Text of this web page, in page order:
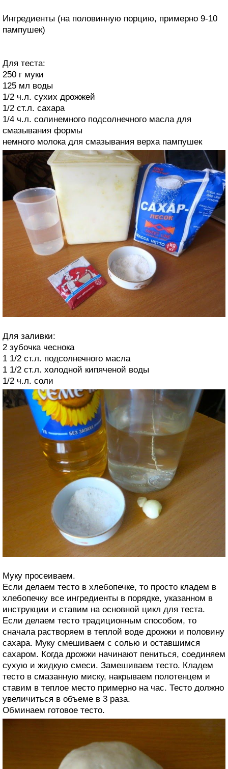
Ингредиенты (на половинную порцию, примерно 9-10
пампушек)
Для теста:
250 г муки
125 мл воды
1/2 ч.л. сухих дрожжей
1/2 ст.л. сахара
1/4 ч.л. солинемного подсолнечного масла для
смазывания формы
немного молока для смазывания верха пампушек
Для заливки:
2 зубочка чеснока
1 1/2 ст.л. подсолнечного масла
1 1/2 ст.л. холодной кипяченой воды
1/2 ч.л. соли
Муку просеиваем.
Если делаем тесто в хлебопечке, то просто кладем в
хлебопечку все ингредиенты в порядке, указанном в
инструкции и ставим на основной цикл для теста.
Если делаем тесто традиционным способом, то
сначала растворяем в теплой воде дрожжи и половину
сахара. Муку смешиваем с солью и оставшимся
сахаром. Когда дрожжи начинают пениться, соединяем
сухую и жидкую смеси. Замешиваем тесто. Кладем
тесто в смазанную миску, накрываем полотенцем и
ставим в теплое место примерно на час. Тесто должно
увеличиться в объеме в 3 раза.
Обминаем готовое тесто.